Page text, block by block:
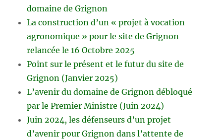
domaine de Grignon
La construction d’un « projet à vocation
agronomique » pour le site de Grignon
relancée le 16 Octobre 2025
Point sur le présent et le futur du site de
Grignon (Janvier 2025)
L’avenir du domaine de Grignon débloqué
par le Premier Ministre (Juin 2024)
Juin 2024, les défenseurs d’un projet
d’avenir pour Grignon dans l’attente de